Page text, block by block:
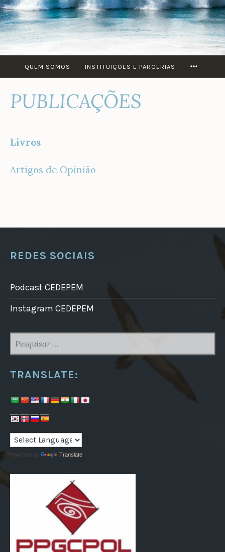
QUEM SOMOS INSTITUIÇÕES E PARCERIAS
PUBLICAÇÕES
Livros
Artigos de Opinião
REDES SOCIAIS
Podcast CEDEPEM
Instagram CEDEPEM
POR:
TRANSLATE:
Powered by Translate